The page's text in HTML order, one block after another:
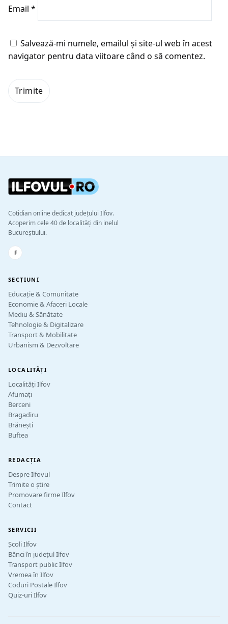
Email *
Salvează-mi numele, emailul și site-ul web în acest
navigator pentru data viitoare când o să comentez.
Cotidian online dedicat județului Ilfov.
Acoperim cele 40 de localități din inelul
Bucureștiului.
F
SECȚIUNI
Educație & Comunitate
Economie & Afaceri Locale
Mediu & Sănătate
Tehnologie & Digitalizare
Transport & Mobilitate
Urbanism & Dezvoltare
LOCALITĂȚI
Localități Ilfov
Afumați
Berceni
Bragadiru
Brănești
Buftea
REDACȚIA
Despre Ilfovul
Trimite o știre
Promovare firme Ilfov
Contact
SERVICII
Școli Ilfov
Bănci în județul Ilfov
Transport public Ilfov
Vremea în Ilfov
Coduri Postale Ilfov
Quiz-uri Ilfov